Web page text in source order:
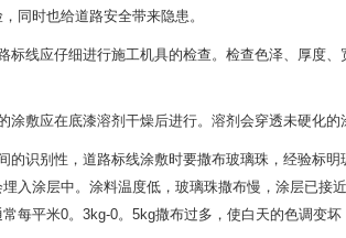
同时也给道路安全带来隐患。
线应仔细进行施工机具的检查。检查色泽、厚度、
敷应在底漆溶剂干燥后进行。溶剂会穿透未硬化的
识别性，道路标线涂敷时要撒布玻璃珠，经验标明
入涂层中。涂料温度低，玻璃珠撒布慢，涂层已
每平米0。3kg-0。5kg撒布过多，使白天的色调变